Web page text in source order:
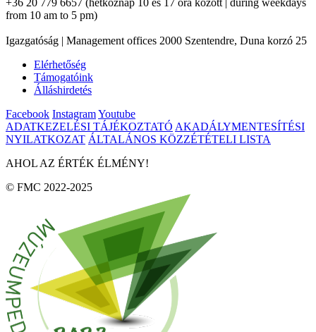
+36 20 779 6657 (hétköznap 10 és 17 óra között | during weekdays
from 10 am to 5 pm)
Igazgatóság | Management offices 2000 Szentendre, Duna korzó 25
Elérhetőség
Támogatóink
Álláshirdetés
Facebook InstagramYoutube
ADATKEZELÉSI TÁJÉKOZTATÓ AKADÁLYMENTESÍTÉSI
NYILATKOZAT ÁLTALÁNOS KÖZZÉTÉTELI LISTA
AHOL AZ ÉRTÉK ÉLMÉNY!
© FMC 2022-2025